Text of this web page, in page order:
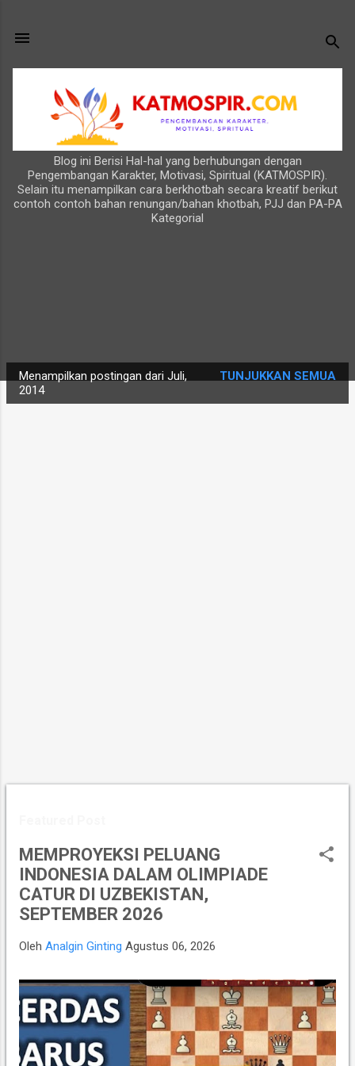
Blog ini Berisi Hal-hal yang berhubungan dengan
Pengembangan Karakter, Motivasi, Spiritual (KATMOSPIR).
Selain itu menampilkan cara berkhotbah secara kreatif berikut
contoh contoh bahan renungan/bahan khotbah, PJJ dan PA-PA
Kategorial
i
n
g
Menampilkan postingan dari Juli,
2014
TUNJUKKAN SEMUA
MEMPROYEKSI PELUANG
INDONESIA DALAM OLIMPIADE
CATUR DI UZBEKISTAN,
SEPTEMBER 2026
Oleh Analgin Ginting Agustus 06, 2026